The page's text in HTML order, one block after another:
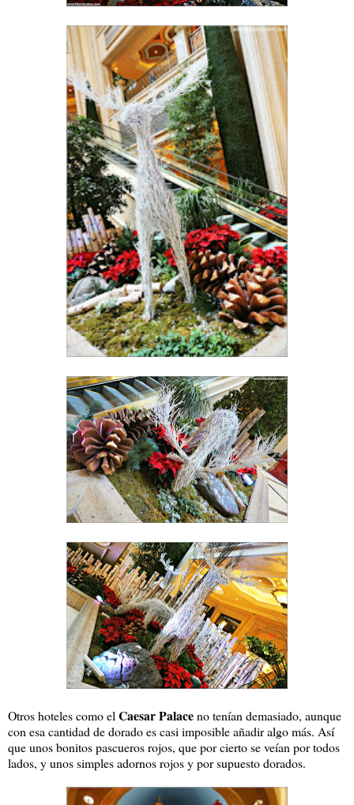
Otros hoteles como el Caesar Palaceno tenían demasiado, aunque
con esa cantidad de dorado es casi imposible añadir algo más. Así
que unos bonitos pascueros rojos, que por cierto se veían por todos
lados, y unos simples adornos rojos y por supuesto dorados.